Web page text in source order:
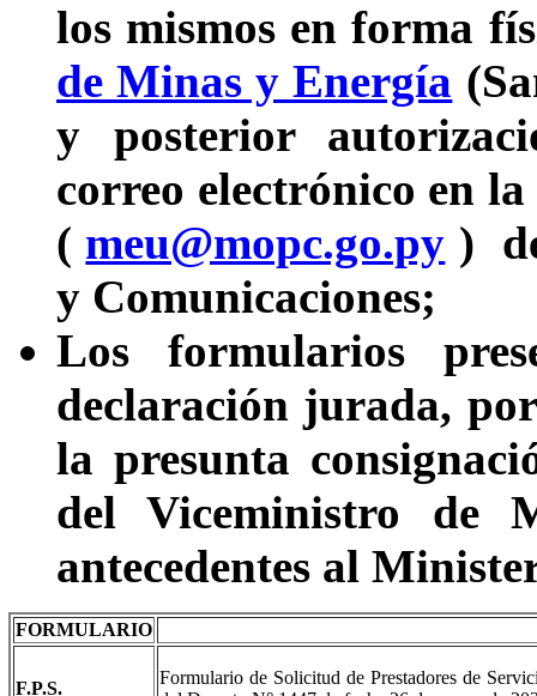
los mismos en forma
de Minas y Energía
y posterior
correo electrónico en
( meu@mopc.go.py )
y Comunicaciones;
Los formularios
declaración jurada,
la presunta
del Viceministro de
antecedentes al
FORMULARIO
F.P.S.
Formulario de Solicitud de Prestadores de